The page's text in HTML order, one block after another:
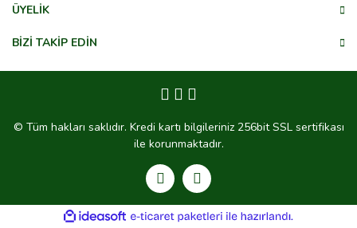
ÜYELİK
BİZİ TAKİP EDİN
© Tüm hakları saklıdır. Kredi kartı bilgileriniz 256bit SSL sertifikası
ile korunmaktadır.
ideasoft
e-